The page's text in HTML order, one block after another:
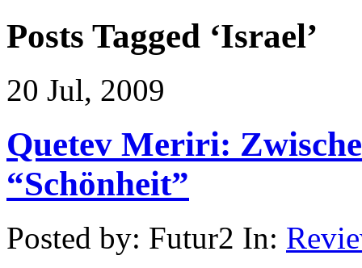
Posts Tagged ‘Israel’
20 Jul, 2009
Quetev Meriri:
“Schönheit”
Posted by: Futur2 In: